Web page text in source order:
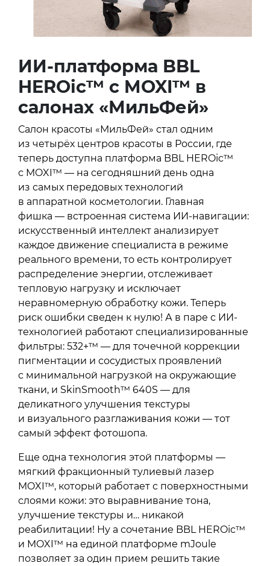
ИИ-платформа BBL
HEROic™ с MOXI™ в
салонах «МильФей»
Салон красоты «МильФей» стал одним
из четырёх центров красоты в России, где
теперь доступна платформа BBL HEROic™
с MOXI™ — на сегодняшний день одна
из самых передовых технологий
в аппаратной косметологии. Главная
фишка — встроенная система ИИ-навигации:
искусственный интеллект анализирует
каждое движение специалиста в режиме
реального времени, то есть контролирует
распределение энергии, отслеживает
тепловую нагрузку и исключает
неравномерную обработку кожи. Теперь
риск ошибки сведен к нулю! А в паре с ИИ-
технологией работают специализированные
фильтры: 532+™ — для точечной коррекции
пигментации и сосудистых проявлений
с минимальной нагрузкой на окружающие
ткани, и SkinSmooth™ 640S — для
деликатного улучшения текстуры
и визуального разглаживания кожи — тот
самый эффект фотошопа.
Еще одна технология этой платформы —
мягкий фракционный тулиевый лазер
MOXI™, который работает с поверхностными
слоями кожи: это выравнивание тона,
улучшение текстуры и… никакой
реабилитации! Ну а сочетание BBL HEROic™
и MOXI™ на единой платформе mJoule
позволяет за один прием решить такие